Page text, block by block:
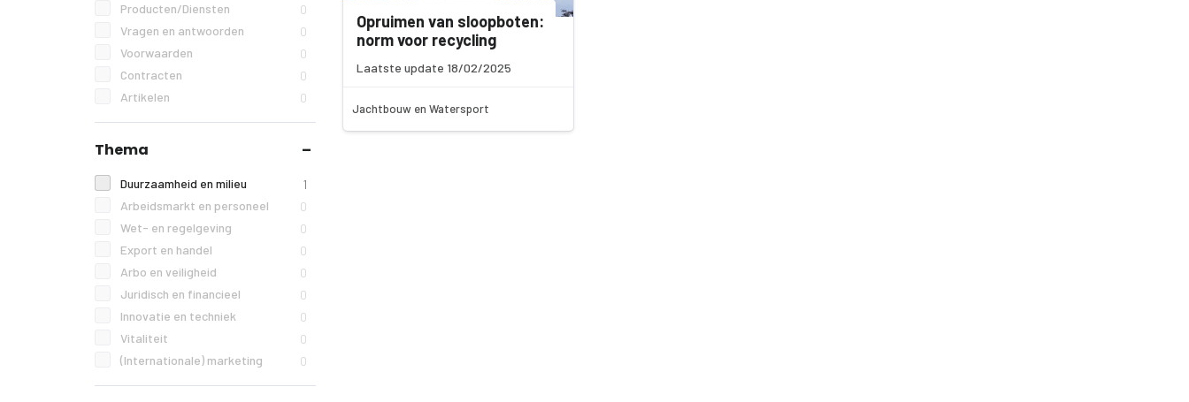
Producten/Diensten 0
Vragen en antwoorden 0
Voorwaarden 0
Contracten 0
Artikelen 0
Thema
Duurzaamheid en milieu 1
Arbeidsmarkt en personeel 0
Wet- en regelgeving 0
Export en handel 0
Arbo en veiligheid 0
Juridisch en financieel 0
Innovatie en techniek 0
Vitaliteit 0
(Internationale) marketing 0
Opruimen van sloopboten:
norm voor recycling
Laatste update 18/02/2025
Jachtbouw en Watersport